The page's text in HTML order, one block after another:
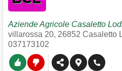
Aziende Agricole Casaletto
villarossa 20, 26852 Casaletto
037173102